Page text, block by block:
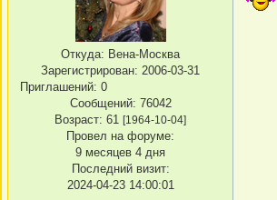
Откуда: Вена-Москва
Зарегистрирован: 2006-03-31
Приглашений: 0
Сообщений: 76042
Возраст: 61 [1964-10-04]
Провел на форуме:
9 месяцев 4 дня
Последний визит:
2024-04-23 14:00:01